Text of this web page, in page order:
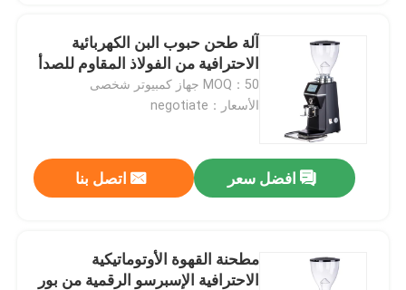
آلة طحن حبوب البن الكهربائية
الاحترافية من الفولاذ المقاوم للصدأ
MOQ：50 جهاز كمبيوتر شخصى
الأسعار：negotiate
افضل سعر اتصل بنا
مطحنة القهوة الأوتوماتيكية
الاحترافية الإسبرسو الرقمية من بور